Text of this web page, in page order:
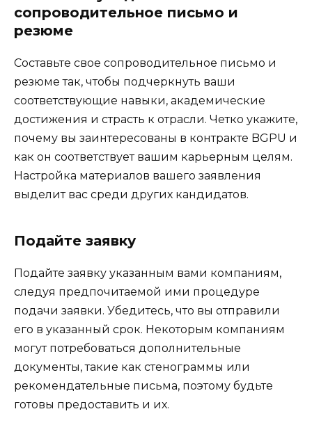
сопроводительное письмо и
резюме
Составьте свое сопроводительное письмо и
резюме так, чтобы подчеркнуть ваши
соответствующие навыки, академические
достижения и страсть к отрасли. Четко укажите,
почему вы заинтересованы в контракте BGPU и
как он соответствует вашим карьерным целям.
Настройка материалов вашего заявления
выделит вас среди других кандидатов.
Подайте заявку
Подайте заявку указанным вами компаниям,
следуя предпочитаемой ими процедуре
подачи заявки. Убедитесь, что вы отправили
его в указанный срок. Некоторым компаниям
могут потребоваться дополнительные
документы, такие как стенограммы или
рекомендательные письма, поэтому будьте
готовы предоставить и их.